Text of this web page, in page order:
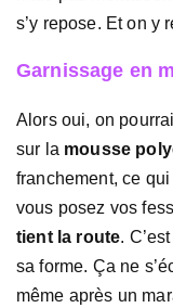
s’y repose. Et on y
Garnissage en
Alors oui, on
sur la mousse
franchement, ce
vous posez vos
tient la route.
sa forme. Ça ne
même après un